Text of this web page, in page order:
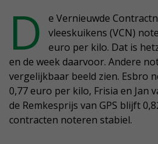
D
e Vernieuwde
vleeskuikens (VCN)
euro per kilo. Dat is
en de week daarvoor. Andere
vergelijkbaar beeld zien. Esbro
0,77 euro per kilo, Frisia en Jan
de Remkesprijs van GPS blijft
contracten noteren stabiel.